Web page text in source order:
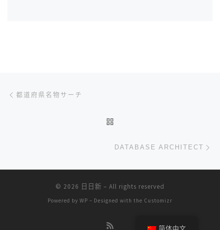
文章导航
都道府県名物サーチ
DATABASE ARCHITECT
© 2026 日日新 – All rights reserved
Powered by WP – Designed with the Customizr